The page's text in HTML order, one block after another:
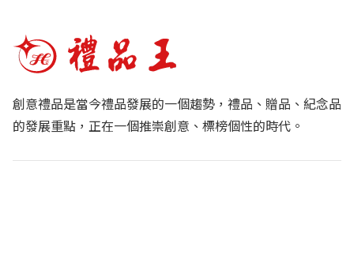
創意禮品是當今禮品發展的一個趨勢，禮品、贈品、紀念品
的發展重點，正在一個推崇創意、標榜個性的時代。